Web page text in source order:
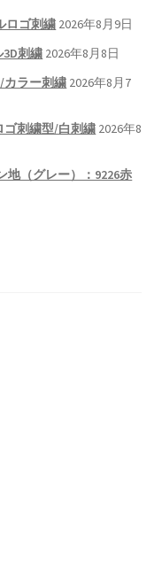
ロゴ刺繍 2026年8月9日
3D刺繍 2026年8月8日
カラー刺繍 2026年8月7
ゴ刺繍型/白刺繍 2026年8
地（グレー）：9226赤